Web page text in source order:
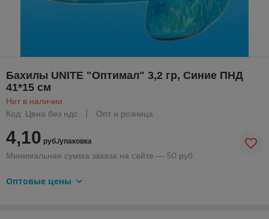
Бахилы UNITE "Оптимал" 3,2 гр, Синие ПНД
41*15 см
Нет в наличии
Код: Цена без ндс
Опт и розница
4,10 руб./упаковка
Минимальная сумма заказа на сайте — 50 руб.
Оптовые цены